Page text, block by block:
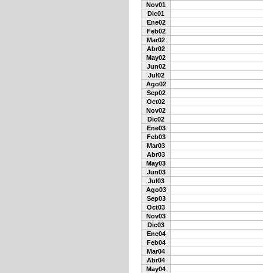
Nov01
Dic01
Ene02
Feb02
Mar02
Abr02
May02
Jun02
Jul02
Ago02
Sep02
Oct02
Nov02
Dic02
Ene03
Feb03
Mar03
Abr03
May03
Jun03
Jul03
Ago03
Sep03
Oct03
Nov03
Dic03
Ene04
Feb04
Mar04
Abr04
May04